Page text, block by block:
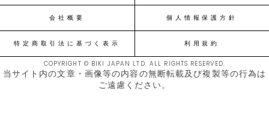
会社概要 個人情報保護方針
特定商取引法に基づく表示 利用規約
COPYRIGHT © BIKI JAPAN LTD. ALL RIGHTS RESERVED.
当サイト内の文章・画像等の内容の無断転載及び複製等の行為は
ご遠慮ください。